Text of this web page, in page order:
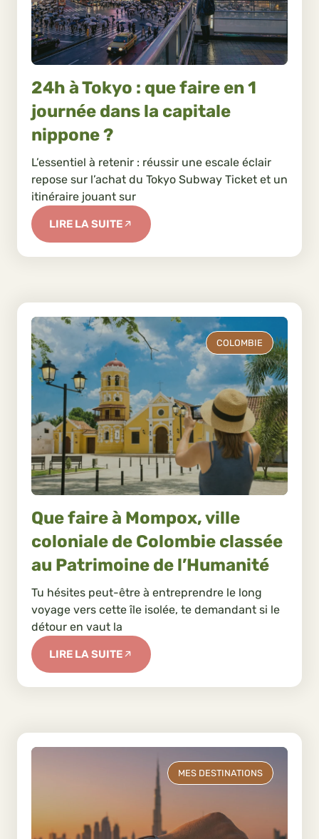
24h à Tokyo : que faire en 1
journée dans la capitale
nippone ?
L’essentiel à retenir : réussir une escale éclair
repose sur l’achat du Tokyo Subway Ticket et un
itinéraire jouant sur
LIRE LA SUITE
COLOMBIE
Que faire à Mompox, ville
coloniale de Colombie classée
au Patrimoine de l’Humanité
Tu hésites peut-être à entreprendre le long
voyage vers cette île isolée, te demandant si le
détour en vaut la
LIRE LA SUITE
MES DESTINATIONS